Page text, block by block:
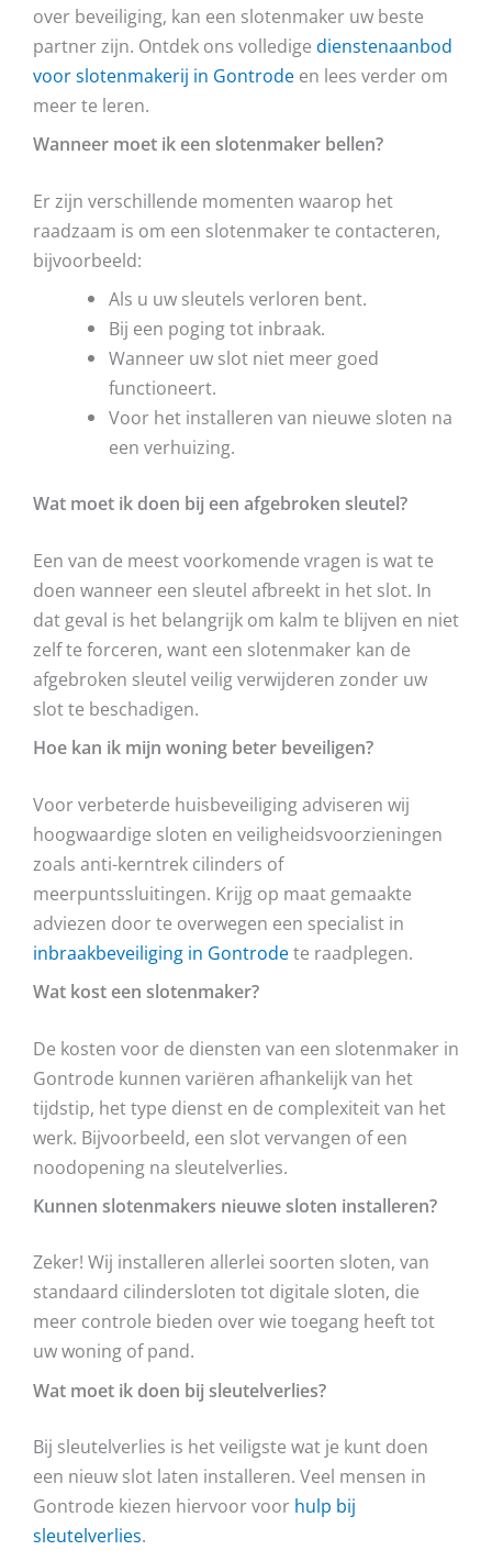
over beveiliging, kan een slotenmaker uw beste
partner zijn. Ontdek ons volledige dienstenaanbod
voor slotenmakerij in Gontrode en lees verder om
meer te leren.
Wanneer moet ik een slotenmaker bellen?
Er zijn verschillende momenten waarop het
raadzaam is om een slotenmaker te contacteren,
bijvoorbeeld:
Als u uw sleutels verloren bent.
Bij een poging tot inbraak.
Wanneer uw slot niet meer goed
functioneert.
Voor het installeren van nieuwe sloten na
een verhuizing.
Wat moet ik doen bij een afgebroken sleutel?
Een van de meest voorkomende vragen is wat te
doen wanneer een sleutel afbreekt in het slot. In
dat geval is het belangrijk om kalm te blijven en niet
zelf te forceren, want een slotenmaker kan de
afgebroken sleutel veilig verwijderen zonder uw
slot te beschadigen.
Hoe kan ik mijn woning beter beveiligen?
Voor verbeterde huisbeveiliging adviseren wij
hoogwaardige sloten en veiligheidsvoorzieningen
zoals anti-kerntrek cilinders of
meerpuntssluitingen. Krijg op maat gemaakte
adviezen door te overwegen een specialist in
inbraakbeveiliging in Gontrodete raadplegen.
Wat kost een slotenmaker?
De kosten voor de diensten van een slotenmaker in
Gontrode kunnen variëren afhankelijk van het
tijdstip, het type dienst en de complexiteit van het
werk. Bijvoorbeeld, een slot vervangen of een
noodopening na sleutelverlies.
Kunnen slotenmakers nieuwe sloten installeren?
Zeker! Wij installeren allerlei soorten sloten, van
standaard cilindersloten tot digitale sloten, die
meer controle bieden over wie toegang heeft tot
uw woning of pand.
Wat moet ik doen bij sleutelverlies?
Bij sleutelverlies is het veiligste wat je kunt doen
een nieuw slot laten installeren. Veel mensen in
Gontrode kiezen hiervoor voor hulp bij
sleutelverlies.